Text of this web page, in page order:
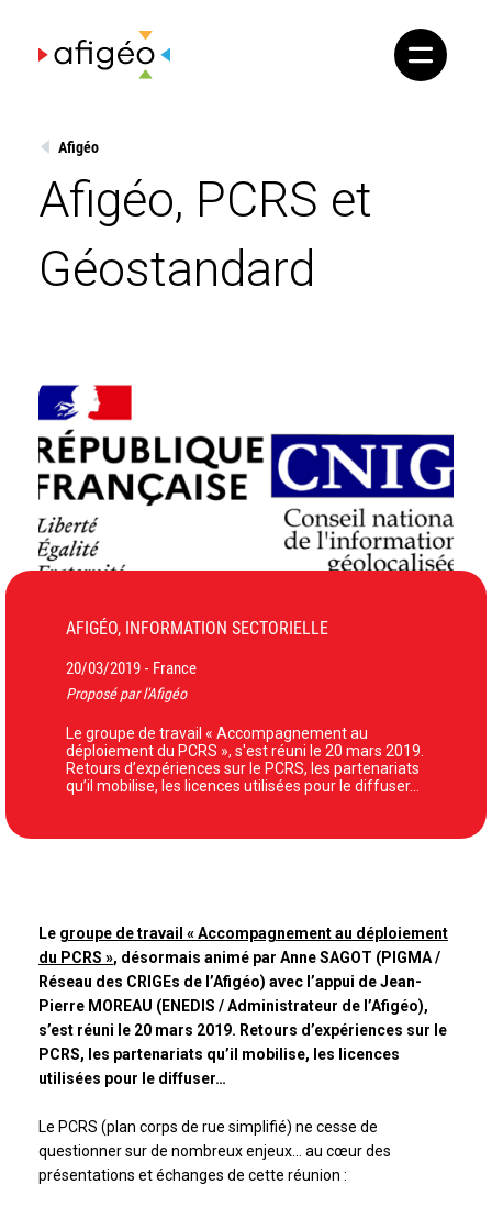
content
Afigéo
Afigéo, PCRS et
Géostandard
AFIGÉO, INFORMATION SECTORIELLE
20/03/2019 - France
Proposé par l'Afigéo
Le groupe de travail « Accompagnement au
déploiement du PCRS », s'est réuni le 20 mars 2019.
Retours d’expériences sur le PCRS, les partenariats
qu’il mobilise, les licences utilisées pour le diffuser…
Le groupe de travail « Accompagnement au déploiement
du PCRS », désormais animé par Anne SAGOT (PIGMA /
Réseau des CRIGEs de l’Afigéo) avec l’appui de Jean-
Pierre MOREAU (ENEDIS / Administrateur de l’Afigéo),
s’est réuni le 20 mars 2019. Retours d’expériences sur le
PCRS, les partenariats qu’il mobilise, les licences
utilisées pour le diffuser…
Le PCRS (plan corps de rue simplifié) ne cesse de
questionner sur de nombreux enjeux… au cœur des
présentations et échanges de cette réunion :